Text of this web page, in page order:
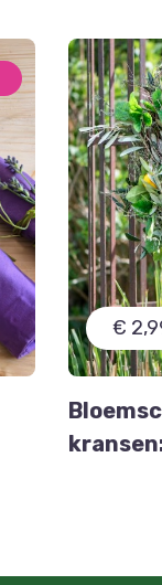
€